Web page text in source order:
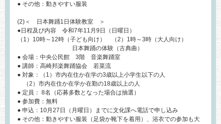
● その他：動きやすい服装
(2)＜ 日本舞踊1日体験教室 ＞
●日程及び内容 令和7年11月9日（日曜日）
（1）10時～12時（子ども向け） （2）1時～3時（大人向け）
日本舞踊の体験（古典曲）
● 会場：中央公民館 3階 音楽舞踊室
● 講師：高崎邦楽舞踊協会 若菜流
● 対象：（1）市内在住か在学の3歳以上小学生以下の人
（2）市内在住か在学か在勤の18歳以上の人
● 定員： 8名（応募多数となった場合は抽選）
● 参加費：無料
● 申込：10月27日（月曜日）までに文化課へ電話で申し込み
● その他：動きやすい服装（足袋か靴下を着用）、浴衣での参加も大